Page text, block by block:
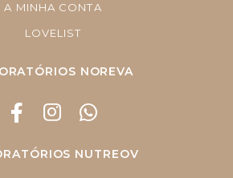
A MINHA CONTA
LOVELIST
NOREVA
NUTREOV